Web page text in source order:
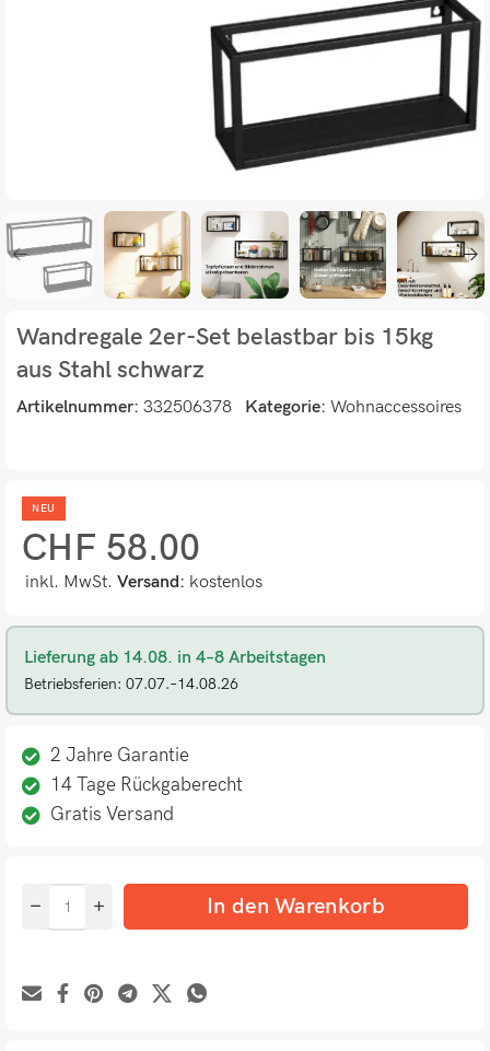
Wandregale 2er-Set belastbar bis 15kg
aus Stahl schwarz
Artikelnummer: 332506378 Kategorie: Wohnaccessoires
NEU
CHF 58.00
inkl. MwSt. Versand: kostenlos
Lieferung ab 14.08. in 4–8 Arbeitstagen
Betriebsferien: 07.07.–14.08.26
2 Jahre Garantie
14 Tage Rückgaberecht
Gratis Versand
In den Warenkorb